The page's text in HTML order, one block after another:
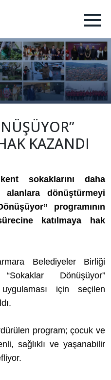
KAZANDI
sokaklarını daha
dönüştürmeyi
programının
katılmaya hak
Belediyeler Birliği
Dönüşüyor”
için seçilen
program; çocuk ve
sağlıklı ve yaşanabilir